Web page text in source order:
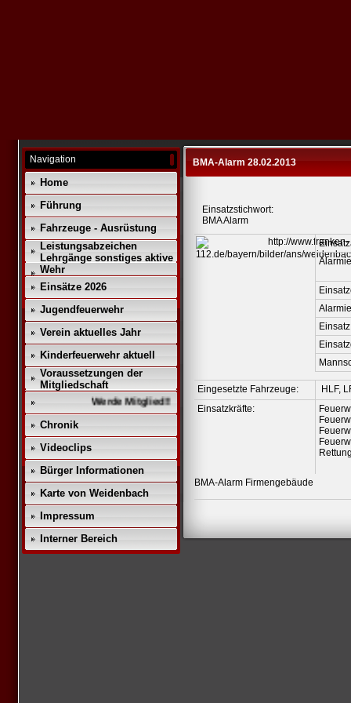
Navigation
Home
Führung
Fahrzeuge - Ausrüstung
Leistungsabzeichen
Lehrgänge sonstiges aktive
Wehr
Einsätze 2026
Jugendfeuerwehr
Verein aktuelles Jahr
Kinderfeuerwehr aktuell
Voraussetzungen der
Mitgliedschaft
Werde Mitglied!!
Chronik
Videoclips
Bürger Informationen
Karte von Weidenbach
Impressum
Interner Bereich
BMA-Alarm 28.02.2013
Einsatzstichwort:
BMA Alarm
Eingesetzte Fahrzeuge:
HLF,
Einsatzkräfte:
BMA-Alarm Firmengebäude